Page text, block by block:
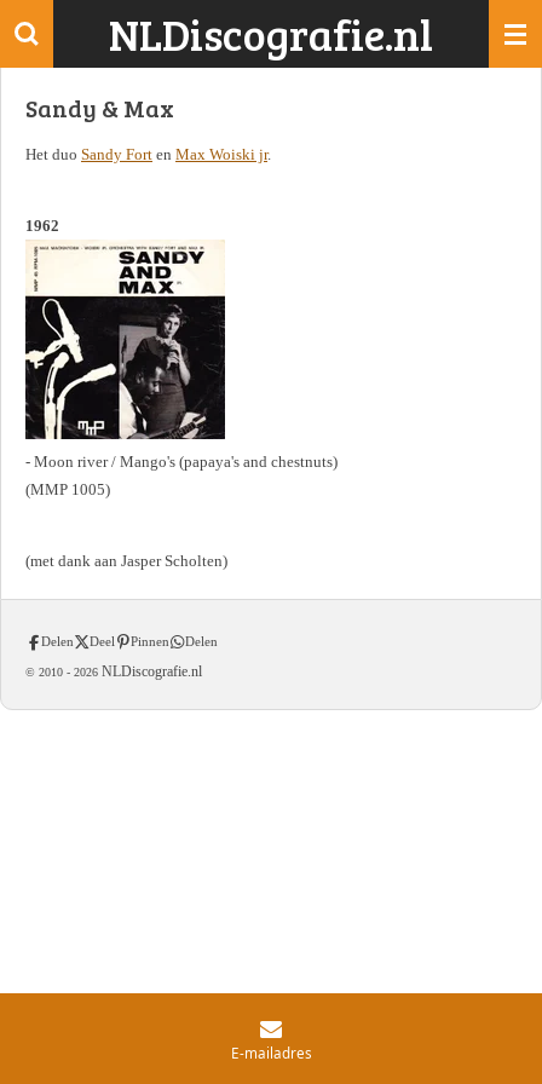
Ga
de
NLDiscografie.nl
Sandy & Max
Het duo Sandy Fort en Max Woiski jr.
1962
- Moon river / Mango's (papaya's and chestnuts)
(MMP 1005)
(met dank aan Jasper Scholten)
Delen Deel Pinnen Delen
© 2010 - 2026 NLDiscografie.nl
E-mailadres